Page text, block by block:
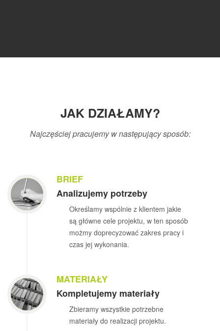
JAK DZIAŁAMY?
Najczęściej pracujemy w następujący sposób:
BRIEF
Analizujemy potrzeby
Określamy wspólnie z klientem jakie
są główne cele projektu, w ten sposób
możmy doprecyzować zakres pracy i
czas jej wykonania.
MATERIAŁY
Kompletujemy materiały
Zbieramy wszystkie potrzebne
materiały do realizacji projektu.